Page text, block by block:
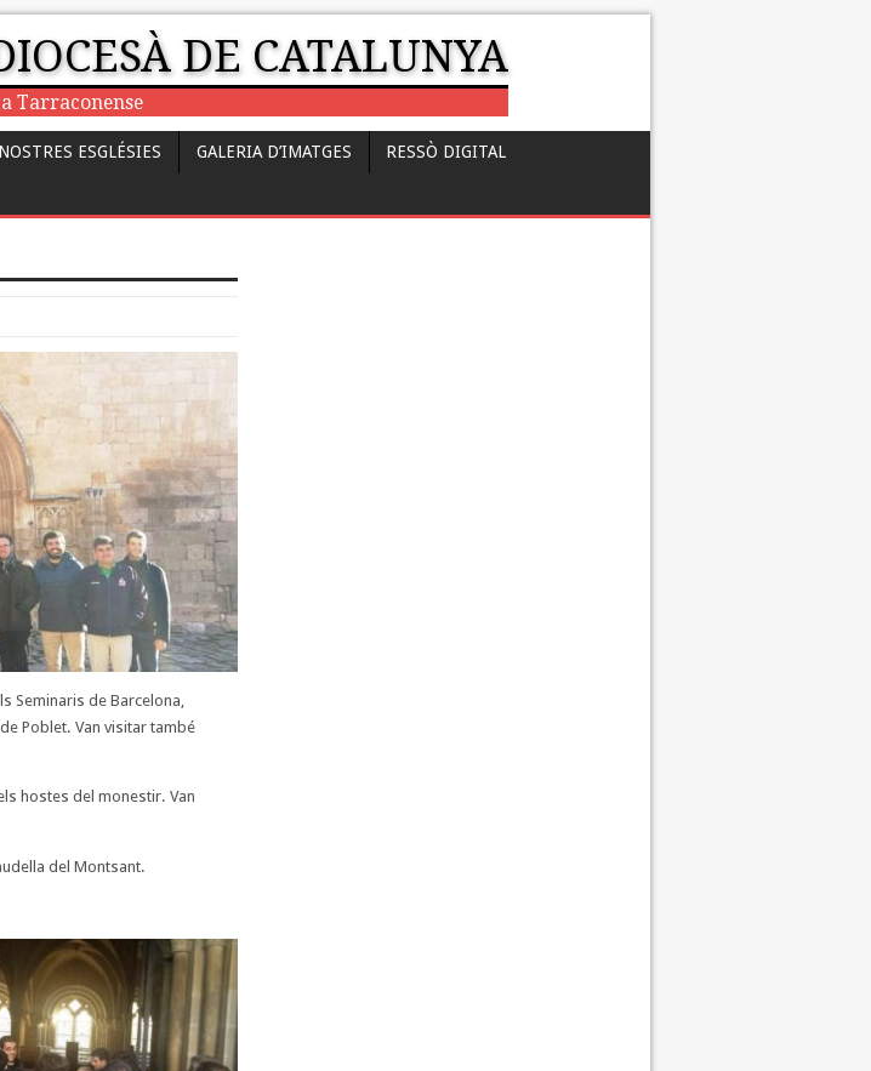
DE CATALUNYA
Tarraconense
ESGLÉSIES GALERIA D’IMATGES RESSÒ DIGITAL
Seminaris de Barcelona,
Poblet. Van visitar també
hostes del monestir. Van
del Montsant.